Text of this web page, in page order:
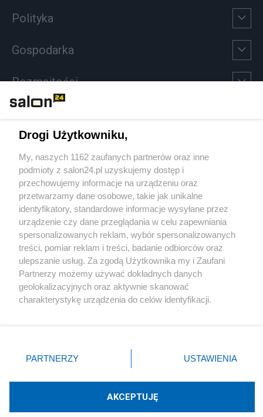
Polityka
Gospodarka
Rozmaitości
Sport
Społeczeństwo
Kultura
X Facebook Instagram Youtube
Technologię dostarcza:W3media.pl
Drogi Użytkowniku,
My, naszych 1162 zaufanych partnerów oraz inne
podmioty z salon24.pl uzyskujemy dostęp i
przechowujemy informacje na urządzeniu oraz
przetwarzamy dane osobowe, takie jak unikalne
identyfikatory, standardowe informacje wysyłane przez
urządzenie czy dane przeglądania w celu zapewniania
spersonalizowanych reklam, wybór spersonalizowanych
treści, pomiar reklam i treści, badanie odbiorców oraz
ulepszanie usług. Za zgodą Użytkownika my i Zaufani
Partnerzy możemy używać dokładnych danych
geolokalizacyjnych oraz aktywnie skanować
charakterystykę urządzenia do celów identyfikacji.
zmienić/wycofać klikając przycisk ustawień prywatności
znajdujący się w lewym dolnym rogu strony
rodzaje przetwarzania danych nie wymagają zgody
użytkownika, ale masz prawo sprzeciwić się takiemu
PARTNERZY USTAWIENIA
AKCEPTUJĘ